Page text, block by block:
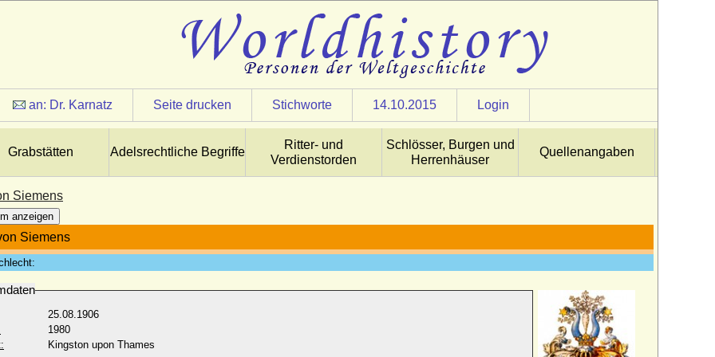
an: Dr. Karnatz Seite drucken Stichworte 14.10.2015 Login
Grabstätten Adelsrechtliche Begriffe
Ritter- und
Verdienstorden
Schlösser, Burgen und
Herrenhäuser
Quellenangaben
Siemens
anzeigen
Siemens
25.08.1906
1980
Kingston upon Thames